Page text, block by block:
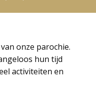
onze parochie.
hun tijd
activiteiten en